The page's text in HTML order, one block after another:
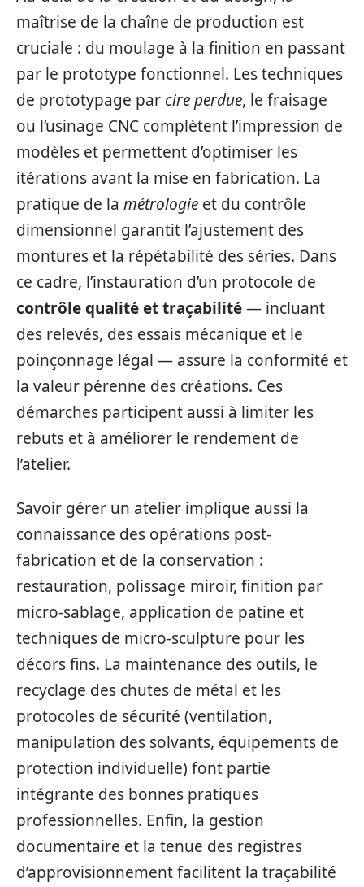
maîtrise de la chaîne de production est
cruciale : du moulage à la finition en passant
par le prototype fonctionnel. Les techniques
de prototypage par cire perdue, le fraisage
ou l’usinage CNC complètent l’impression de
modèles et permettent d’optimiser les
itérations avant la mise en fabrication. La
pratique de la métrologie et du contrôle
dimensionnel garantit l’ajustement des
montures et la répétabilité des séries. Dans
ce cadre, l’instauration d’un protocole de
contrôle qualité et traçabilité— incluant
des relevés, des essais mécanique et le
poinçonnage légal — assure la conformité et
la valeur pérenne des créations. Ces
démarches participent aussi à limiter les
rebuts et à améliorer le rendement de
l’atelier.
Savoir gérer un atelier implique aussi la
connaissance des opérations post-
fabrication et de la conservation :
restauration, polissage miroir, finition par
micro-sablage, application de patine et
techniques de micro-sculpture pour les
décors fins. La maintenance des outils, le
recyclage des chutes de métal et les
protocoles de sécurité (ventilation,
manipulation des solvants, équipements de
protection individuelle) font partie
intégrante des bonnes pratiques
professionnelles. Enfin, la gestion
documentaire et la tenue des registres
d’approvisionnement facilitent la traçabilité